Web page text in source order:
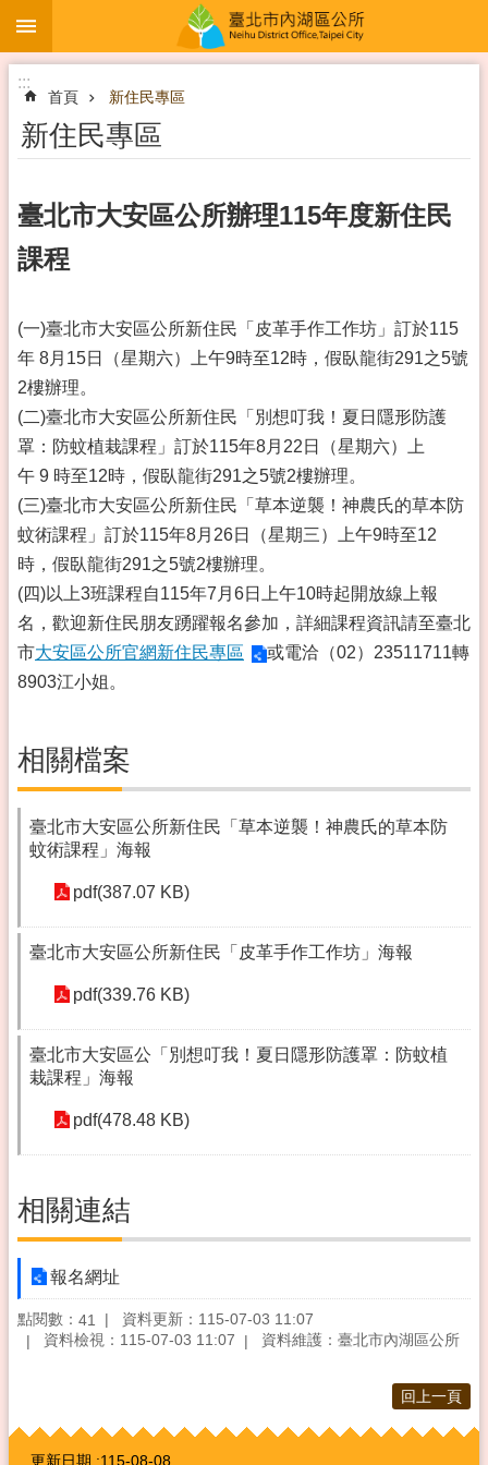
跳到主要內容區塊
:::
首頁 新住民專區
新住民專區
臺北市大安區公所辦理115年度新住民
課程
(一)臺北市大安區公所新住民「皮革手作工作坊」訂於115
年 8月15日（星期六）上午9時至12時，假臥龍街291之5號
2樓辦理。
(二)臺北市大安區公所新住民「別想叮我！夏日隱形防護
罩：防蚊植栽課程」訂於115年8月22日（星期六）上
午 9 時至12時，假臥龍街291之5號2樓辦理。
(三)臺北市大安區公所新住民「草本逆襲！神農氏的草本防
蚊術課程」訂於115年8月26日（星期三）上午9時至12
時，假臥龍街291之5號2樓辦理。
(四)以上3班課程自115年7月6日上午10時起開放線上報
名，歡迎新住民朋友踴躍報名參加，詳細課程資訊請至臺北
市大安區公所官網新住民專區
或電洽（02）23511711轉
8903江小姐。
相關檔案
臺北市大安區公所新住民「草本逆襲！神農氏的草本防
蚊術課程」海報
pdf(387.07 KB)
臺北市大安區公所新住民「皮革手作工作坊」海報
pdf(339.76 KB)
臺北市大安區公「別想叮我！夏日隱形防護罩：防蚊植
栽課程」海報
pdf(478.48 KB)
相關連結
報名網址
點閱數： 41
資料更新：115-07-03 11:07
資料檢視：115-07-03 11:07
資料維護：臺北市內湖區公所
回上一頁
:::
更新日期 115-08-08